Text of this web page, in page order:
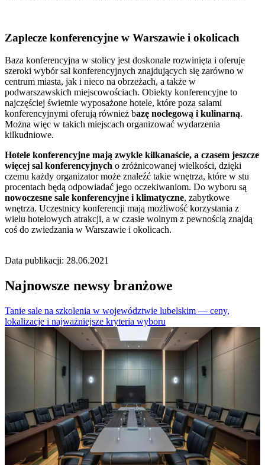
Zaplecze konferencyjne w Warszawie i okolicach
Baza konferencyjna w stolicy jest doskonale rozwinięta i oferuje
szeroki wybór sal konferencyjnych znajdujących się zarówno w
centrum miasta, jak i nieco na obrzeżach, a także w
podwarszawskich miejscowościach. Obiekty konferencyjne to
najczęściej świetnie wyposażone hotele, które poza salami
konferencyjnymi oferują również bazę noclegową i kulinarną.
Można więc w takich miejscach organizować wydarzenia
kilkudniowe.
Hotele konferencyjne mają zwykle kilkanaście, a czasem jeszcze
więcej sal konferencyjnych o zróżnicowanej wielkości, dzięki
czemu każdy organizator może znaleźć takie wnętrza, które w stu
procentach będą odpowiadać jego oczekiwaniom. Do wyboru są
nowoczesne sale konferencyjne i klimatyczne, zabytkowe
wnętrza. Uczestnicy konferencji mają możliwość korzystania z
wielu hotelowych atrakcji, a w czasie wolnym z pewnością znajdą
coś do zwiedzania w Warszawie i okolicach.
Data publikacji: 28.06.2021
Najnowsze newsy branżowe
Tanie sale na szkolenia w województwie lubelskim — ceny,
lokalizacje i najważniejsze kryteria wyboru